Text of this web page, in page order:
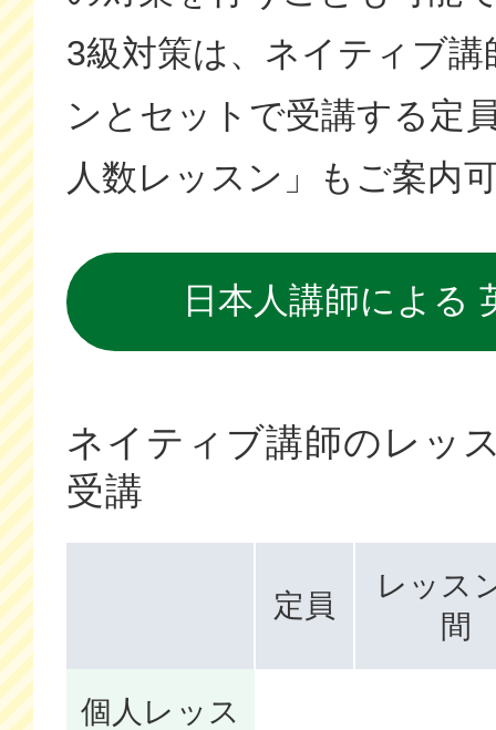
3級対策は、ネイティブ
ンとセットで受講する定
人数レッスン」もご案内
日本人講師による
ネイティブ講師のレッ
受講
定員
レッス
間
個人レッス